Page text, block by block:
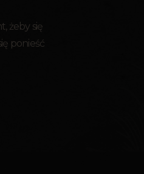
żeby się
ponieść